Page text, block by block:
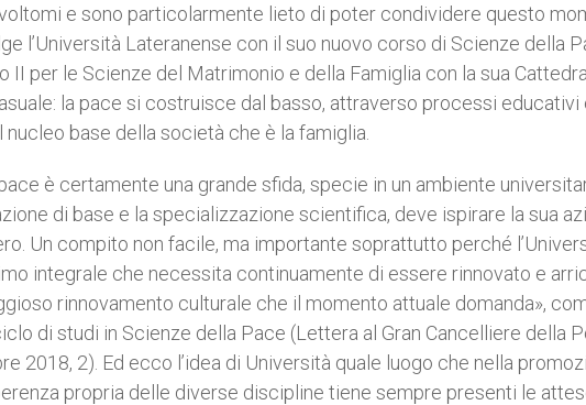
e sono particolarmente lieto di poter condividere questo
l’Università Lateranense con il suo nuovo corso di Scienze della
II per le Scienze del Matrimonio e della Famiglia con la sua Cattedra
la pace si costruisce dal basso, attraverso processi
nucleo base della società che è la famiglia.
è certamente una grande sfida, specie in un ambiente
di base e la specializzazione scientifica, deve ispirare la sua
Un compito non facile, ma importante soprattutto perché
integrale che necessita continuamente di essere rinnovato e
rinnovamento culturale che il momento attuale domanda»,
di studi in Scienze della Pace (Lettera al Gran Cancelliere della
2018, 2). Ed ecco l’idea di Università quale luogo che nella
propria delle diverse discipline tiene sempre presenti le